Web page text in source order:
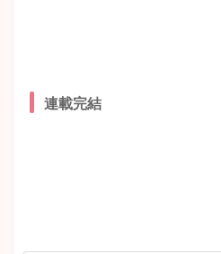
連載完結